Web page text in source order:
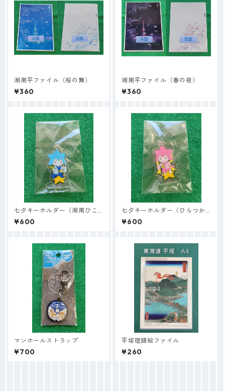
湘南平ファイル（桜の舞）
¥360
湘南平ファイル（春の夜）
¥360
七夕キーホルダー（湘南ひこ
丸）
¥600
七夕キーホルダー（ひらつか
ナナ姫）
¥600
マンホールストラップ
¥700
平塚宿錦絵ファイル
¥260